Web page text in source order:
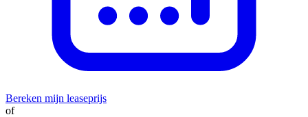
Bereken mijn leaseprijs
of